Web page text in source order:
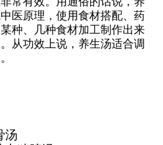
医原理，使用食材搭配、药
种、几种食材加工制作出来
从功效上说，养生汤适合调
汤